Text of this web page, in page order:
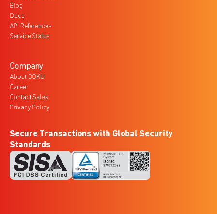
Blog
Docs
API References
Service Status
Company
About DOKU
Career
Contact Sales
Privacy Policy
Secure Transactions with Global Security
Standards